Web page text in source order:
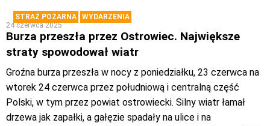
STRAŻ POŻARNA
WYDARZENIA
24 czerwca 2025
Burza przeszła przez Ostrowiec. Największe
straty spowodował wiatr
Groźna burza przeszła w nocy z poniedziałku, 23 czerwca na
wtorek 24 czerwca przez południową i centralną część
Polski, w tym przez powiat ostrowiecki. Silny wiatr łamał
drzewa jak zapałki, a gałęzie spadały na ulice i na